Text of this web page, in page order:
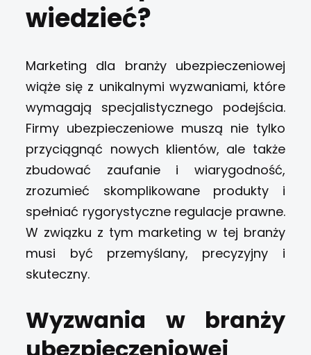
wiedzieć?
Marketing dla branży ubezpieczeniowej
wiąże się z unikalnymi wyzwaniami, które
wymagają specjalistycznego podejścia.
Firmy ubezpieczeniowe muszą nie tylko
przyciągnąć nowych klientów, ale także
zbudować zaufanie i wiarygodność,
zrozumieć skomplikowane produkty i
spełniać rygorystyczne regulacje prawne.
W związku z tym marketing w tej branży
musi być przemyślany, precyzyjny i
skuteczny.
Wyzwania w branży